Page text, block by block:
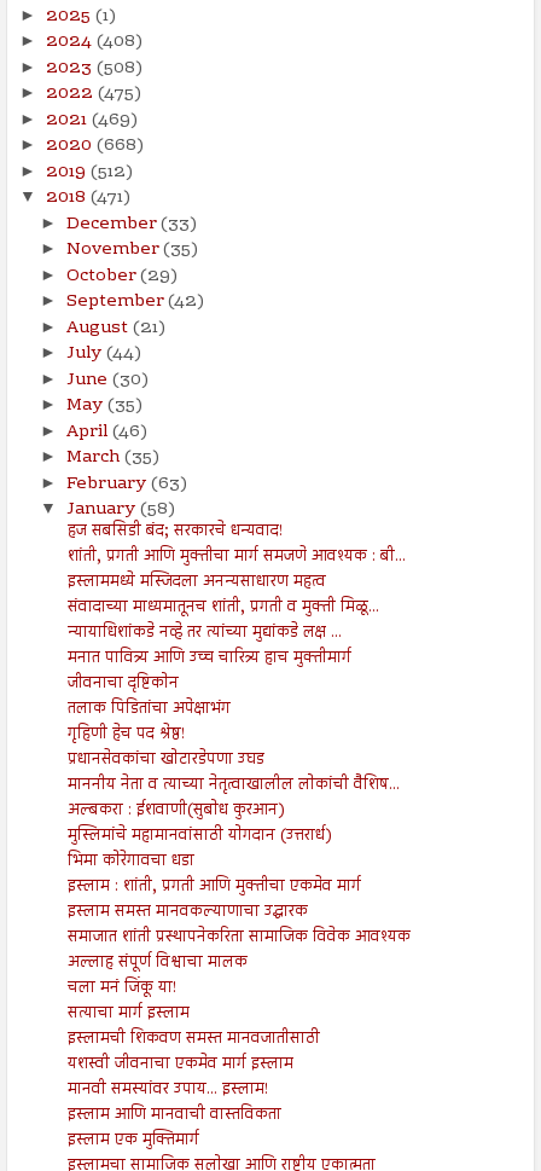
► 2025 (1)
► 2024(408)
► 2023 (508)
► 2022 (475)
► 2021(469)
► 2020 (668)
► 2019 (512)
▼ 2018 (471)
► December(33)
► November(35)
► October(29)
► September(42)
► August(21)
► July(44)
► June (30)
► May(35)
► April(46)
► March(35)
► February(63)
▼ January(58)
हज सबसिडी बंद; सरकारचे धन्यवाद!
शांती, प्रगती आणि मुक्तीचा मार्ग समजणे आवश्यक : बी...
इस्लाममध्ये मस्जिदला अनन्यसाधारण महत्व
संवादाच्या माध्यमातूनच शांती, प्रगती व मुक्ती मिळू...
न्यायाधिशांकडे नव्हे तर त्यांच्या मुद्यांकडे लक्ष ...
मनात पावित्र्य आणि उच्च चारित्र्य हाच मुक्तीमार्ग
जीवनाचा दृष्टिकोन
तलाक पिडितांचा अपेक्षाभंग
गृहिणी हेच पद श्रेष्ठ!
प्रधानसेवकांचा खोटारडेपणा उघड
माननीय नेता व त्याच्या नेतृत्वाखालील लोकांची वैशिष...
अल्बकरा : ईशवाणी(सुबोध कुरआन)
मुस्लिमांचे महामानवांसाठी योगदान (उत्तरार्ध)
भिमा कोरेगावचा धडा
इस्लाम : शांती, प्रगती आणि मुक्तीचा एकमेव मार्ग
इस्लाम समस्त मानवकल्याणाचा उद्धारक
समाजात शांती प्रस्थापनेकरिता सामाजिक विवेक आवश्यक
अल्लाह संपूर्ण विश्वाचा मालक
चला मनं जिंकू या!
सत्याचा मार्ग इस्लाम
इस्लामची शिकवण समस्त मानवजातीसाठी
यशस्वी जीवनाचा एकमेव मार्ग इस्लाम
मानवी समस्यांवर उपाय... इस्लाम!
इस्लाम आणि मानवाची वास्तविकता
इस्लाम एक मुक्तिमार्ग